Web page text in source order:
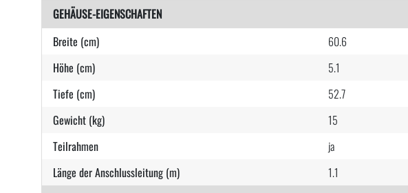
GEHÄUSE-EIGENSCHAFTEN
Breite (cm)
60.6
Höhe (cm)
5.1
Tiefe (cm)
52.7
Gewicht (kg)
15
Teilrahmen
ja
Länge der Anschlussleitung (m)
1.1